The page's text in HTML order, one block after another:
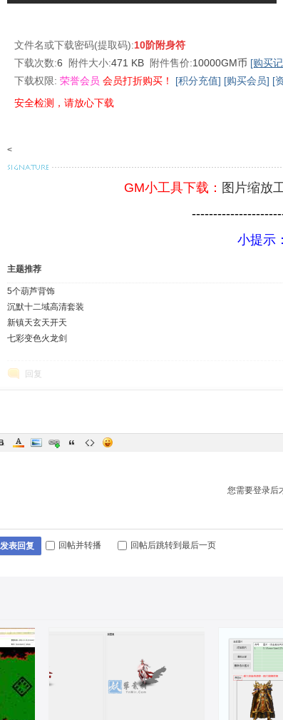
文件名或下载密码(提取码):10阶附身符
下载次数:6 附件大小:471 KB 附件售价:10000GM币 [购买
下载权限: 荣誉会员 会员打折购买！ [积分充值] [购买会员] [
安全检测，请放心下载
<
GM小工具下载： 图片缩放
小提示
主题推荐
5个葫芦背饰
沉默十二域高清套装
新镇天玄天开天
七彩变色火龙剑
回复
您需要登录后
发表回复 回帖并转播 回帖后跳转到最后一页